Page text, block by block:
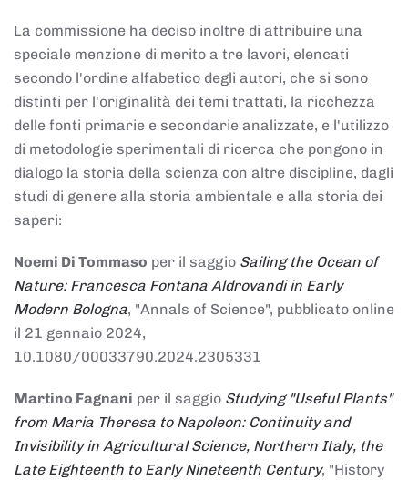
La commissione ha deciso inoltre di attribuire una
speciale menzione di merito a tre lavori, elencati
secondo l'ordine alfabetico degli autori, che si sono
distinti per l'originalità dei temi trattati, la ricchezza
delle fonti primarie e secondarie analizzate, e l'utilizzo
di metodologie sperimentali di ricerca che pongono in
dialogo la storia della scienza con altre discipline, dagli
studi di genere alla storia ambientale e alla storia dei
saperi:
Noemi Di Tommaso per il saggio Sailing the Ocean of
Nature: Francesca Fontana Aldrovandi in Early
Modern Bologna, "Annals of Science", pubblicato online
il 21 gennaio 2024,
10.1080/00033790.2024.2305331
Martino Fagnani per il saggio Studying "Useful Plants"
from Maria Theresa to Napoleon: Continuity and
Invisibility in Agricultural Science, Northern Italy, the
Late Eighteenth to Early Nineteenth Century, "History